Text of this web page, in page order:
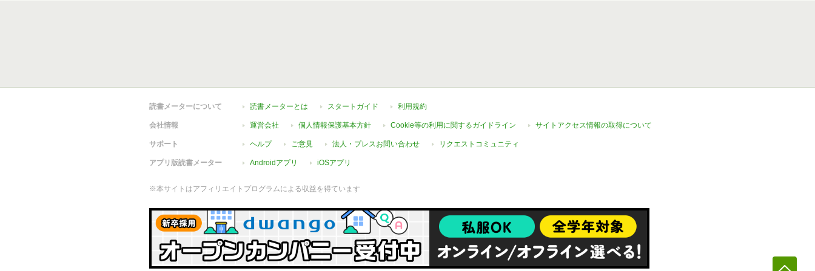
読書メーターについて 読書メーターとは スタートガイド 利用規約
会社情報 運営会社 個人情報保護基本方針 Cookie等の利用に関するガイドライン サイトアクセス情報の取得について
サポート ヘルプ ご意見 法人・プレスお問い合わせ リクエストコミュニティ
アプリ版読書メーター Androidアプリ iOSアプリ
※本サイトはアフィリエイトプログラムによる収益を得ています